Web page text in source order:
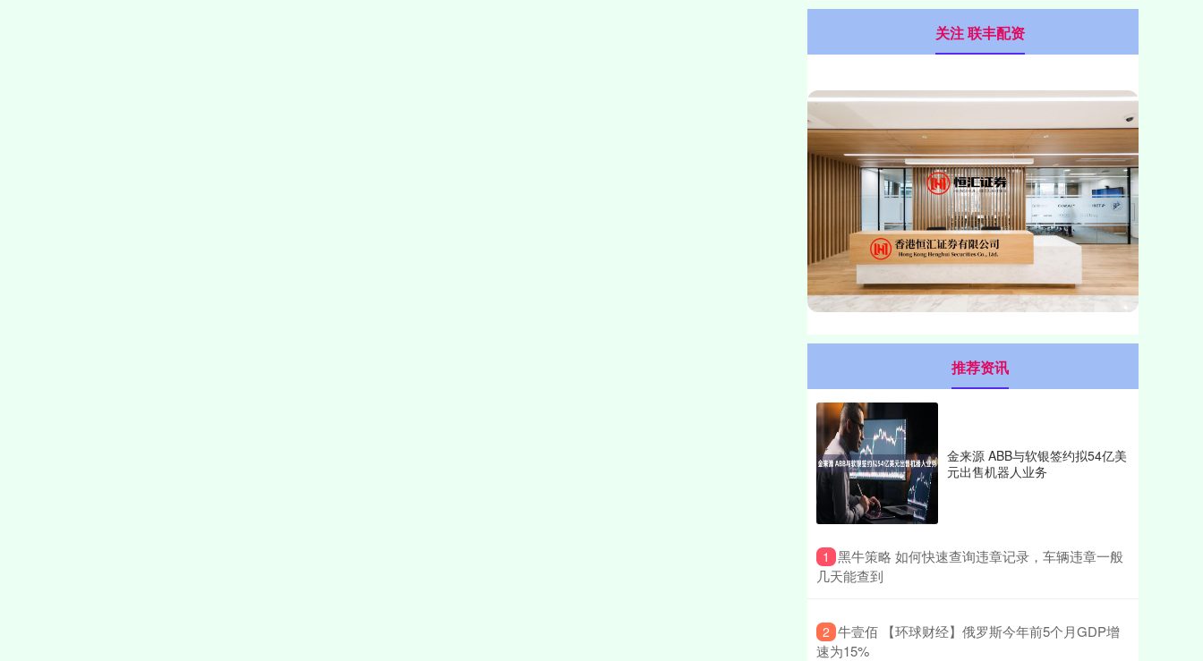
关注 联丰配资
推荐资讯
金来源 ABB与软银签约拟54亿美
元出售机器人业务
1 ​黑牛策略 如何快速查询违章记录，车辆违章一般
几天能查到
2 ​牛壹佰 【环球财经】俄罗斯今年前5个月GDP增
速为15%